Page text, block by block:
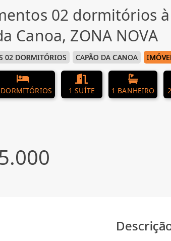
02 dormitórios
Canoa, ZONA NOVA
02 DORMITÓRIOS CAPÃO DA CANOA
1 SUÍTE 1 BANHEIRO